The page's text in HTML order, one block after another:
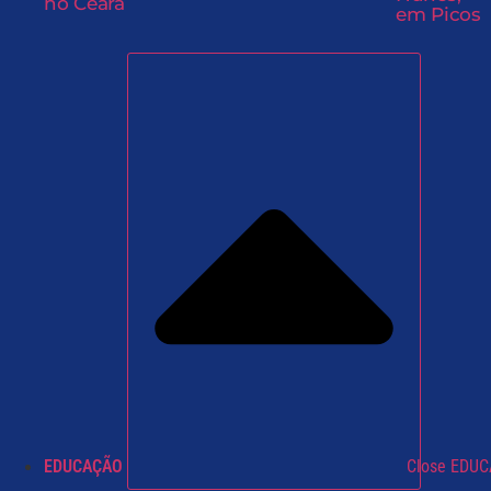
em Picos
EDUCAÇÃO Close